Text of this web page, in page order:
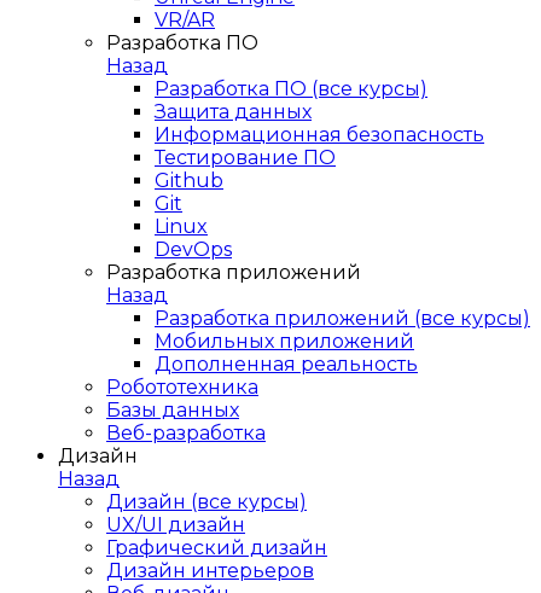
VR/AR
Разработка ПО
Назад
Разработка ПО (все курсы)
Защита данных
Информационная безопасность
Тестирование ПО
Github
Git
Linux
DevOps
Разработка приложений
Назад
Разработка приложений (все курсы)
Мобильных приложений
Дополненная реальность
Робототехника
Базы данных
Веб-разработка
Дизайн
Назад
Дизайн (все курсы)
UX/UI дизайн
Графический дизайн
Дизайн интерьеров